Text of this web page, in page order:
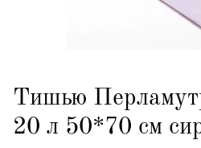
Тишью
20 л 50*70 см